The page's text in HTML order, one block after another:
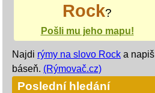
Rock?
Pošli mu jeho mapu!
Najdi rýmy na slovo Rock a napiš
báseň. (Rýmovač.cz)
Poslední hledání